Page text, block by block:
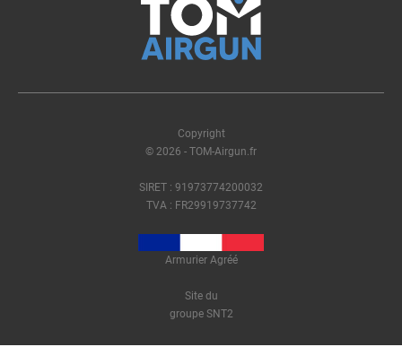
Copyright
© 2026 - TOM-Airgun.fr
SIRET : 91973774200032
TVA : FR29919737742
Armurier Agréé
Site du
groupe SNT2